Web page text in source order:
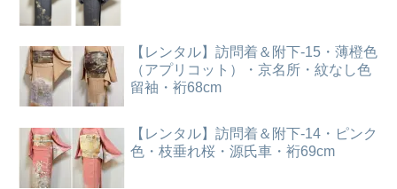
【レンタル】訪問着＆附下-15・薄橙色
（アプリコット）・京名所・紋なし色
留袖・裄68cm
【レンタル】訪問着＆附下-14・ピンク
色・枝垂れ桜・源氏車・裄69cm